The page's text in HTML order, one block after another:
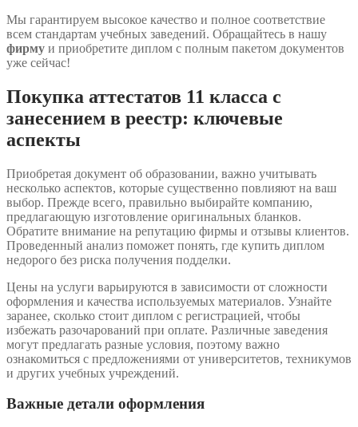
Мы гарантируем высокое качество и полное соответствие
всем стандартам учебных заведений. Обращайтесь в нашу
фирму и приобретите диплом с полным пакетом документов
уже сейчас!
Покупка аттестатов 11 класса с
занесением в реестр: ключевые
аспекты
Приобретая документ об образовании, важно учитывать
несколько аспектов, которые существенно повлияют на ваш
выбор. Прежде всего, правильно выбирайте компанию,
предлагающую изготовление оригинальных бланков.
Обратите внимание на репутацию фирмы и отзывы клиентов.
Проведенный анализ поможет понять, где купить диплом
недорого без риска получения подделки.
Цены на услуги варьируются в зависимости от сложности
оформления и качества используемых материалов. Узнайте
заранее, сколько стоит диплом с регистрацией, чтобы
избежать разочарований при оплате. Различные заведения
могут предлагать разные условия, поэтому важно
ознакомиться с предложениями от университетов, техникумов
и других учебных учреждений.
Важные детали оформления